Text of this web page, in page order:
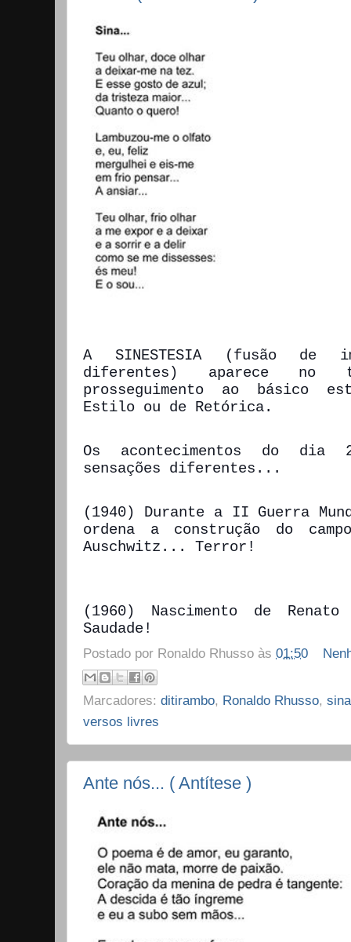
A SINESTESIA
(fusão de
diferentes) aparece no
prosseguimento ao básico
Estilo ou de Retórica.
Os acontecimentos do dia
sensações diferentes...
(1940) Durante a II Guerra
ordena a construção do
Auschwitz... Terror!
(1960) Nascimento de
Saudade!
Postado por Ronaldo Rhusso às 01:50
Marcadores: ditirambo, Ronaldo Rhusso, sina
versos livres
Ante nós... ( Antítese )